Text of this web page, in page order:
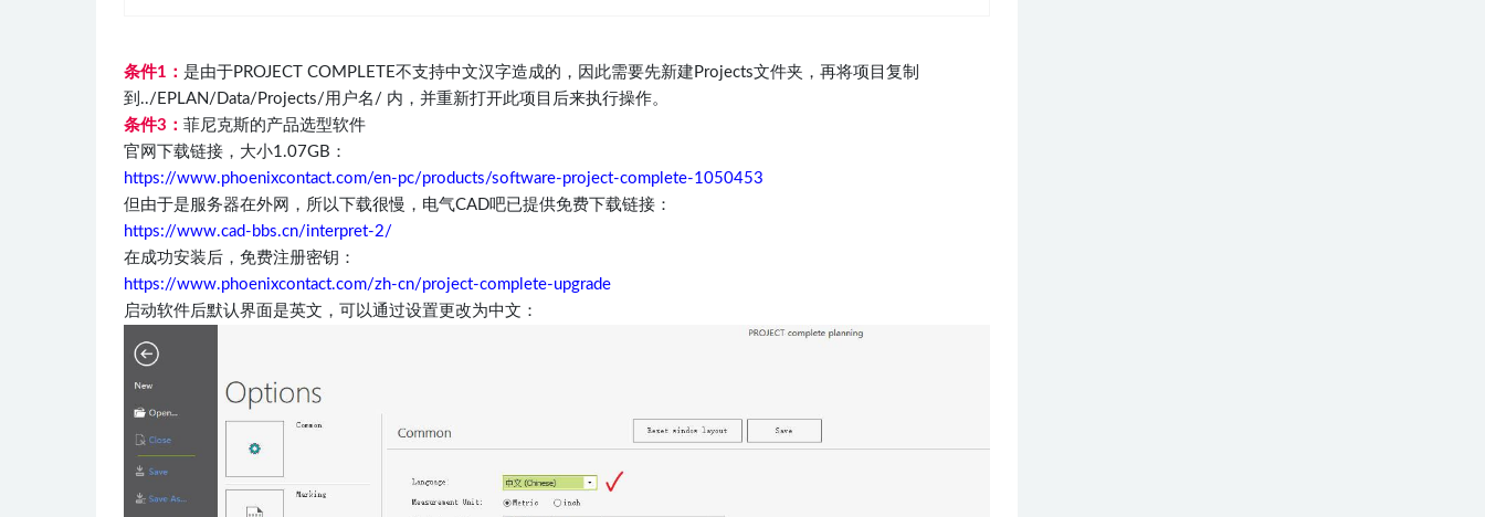
条件1： 是由于PROJECT COMPLETE不支持中文汉字造成的，因此需要先新建Projects文件夹，再将项目复制
到../EPLAN/Data/Projects/用户名/ 内，并重新打开此项目后来执行操作。
条件3： 菲尼克斯的产品选型软件
官网下载链接，大小1.07GB：
https://www.phoenixcontact.com/en-pc/products/software-project-complete-1050453
但由于是服务器在外网，所以下载很慢，电气CAD吧已提供免费下载链接：
https://www.cad-bbs.cn/interpret-2/
在成功安装后，免费注册密钥：
https://www.phoenixcontact.com/zh-cn/project-complete-upgrade
启动软件后默认界面是英文，可以通过设置更改为中文：